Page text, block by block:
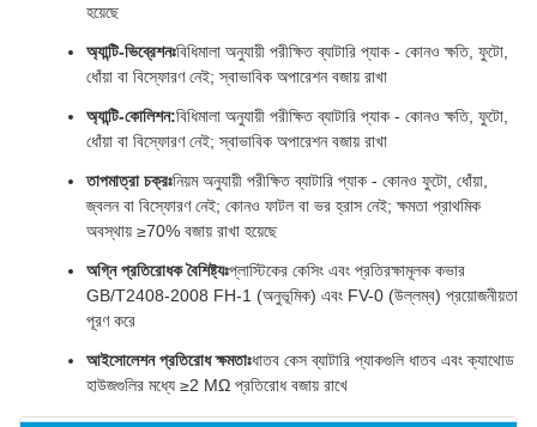
হয়েছে
অ্যান্টি-ভিব্রেশনঃবিধিমালা অনুযায়ী পরীক্ষিত ব্যাটারি প্যাক - কোনও ক্ষতি, ফুটো,
ধোঁয়া বা বিস্ফোরণ নেই; স্বাভাবিক অপারেশন বজায় রাখা
অ্যান্টি-কোলিশন:বিধিমালা অনুযায়ী পরীক্ষিত ব্যাটারি প্যাক - কোনও ক্ষতি, ফুটো,
ধোঁয়া বা বিস্ফোরণ নেই; স্বাভাবিক অপারেশন বজায় রাখা
তাপমাত্রা চক্রঃনিয়ম অনুযায়ী পরীক্ষিত ব্যাটারি প্যাক - কোনও ফুটো, ধোঁয়া,
জ্বলন বা বিস্ফোরণ নেই; কোনও ফাটল বা ভর হ্রাস নেই; ক্ষমতা প্রাথমিক
অবস্থায় ≥70% বজায় রাখা হয়েছে
অগ্নি প্রতিরোধক বৈশিষ্ট্যঃপ্লাস্টিকের কেসিং এবং প্রতিরক্ষামূলক কভার
GB/T2408-2008 FH-1 (অনুভূমিক) এবং FV-0 (উল্লম্ব) প্রয়োজনীয়তা
পূরণ করে
আইসোলেশন প্রতিরোধ ক্ষমতাঃধাতব কেস ব্যাটারি প্যাকগুলি ধাতব এবং ক্যাথোড
হাউজগুলির মধ্যে ≥2 MΩ প্রতিরোধ বজায় রাখে